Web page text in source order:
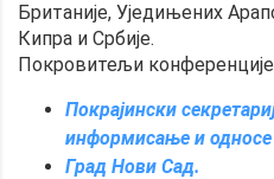
Британије, Уједињених
Кипра и Србије.
Покровитељи конференције
Покрајински
информисање и односе
Град Нови Сад.